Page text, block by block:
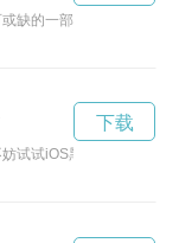
缺的一部分，而加速器
试试iOS黑洞加速器！
下载